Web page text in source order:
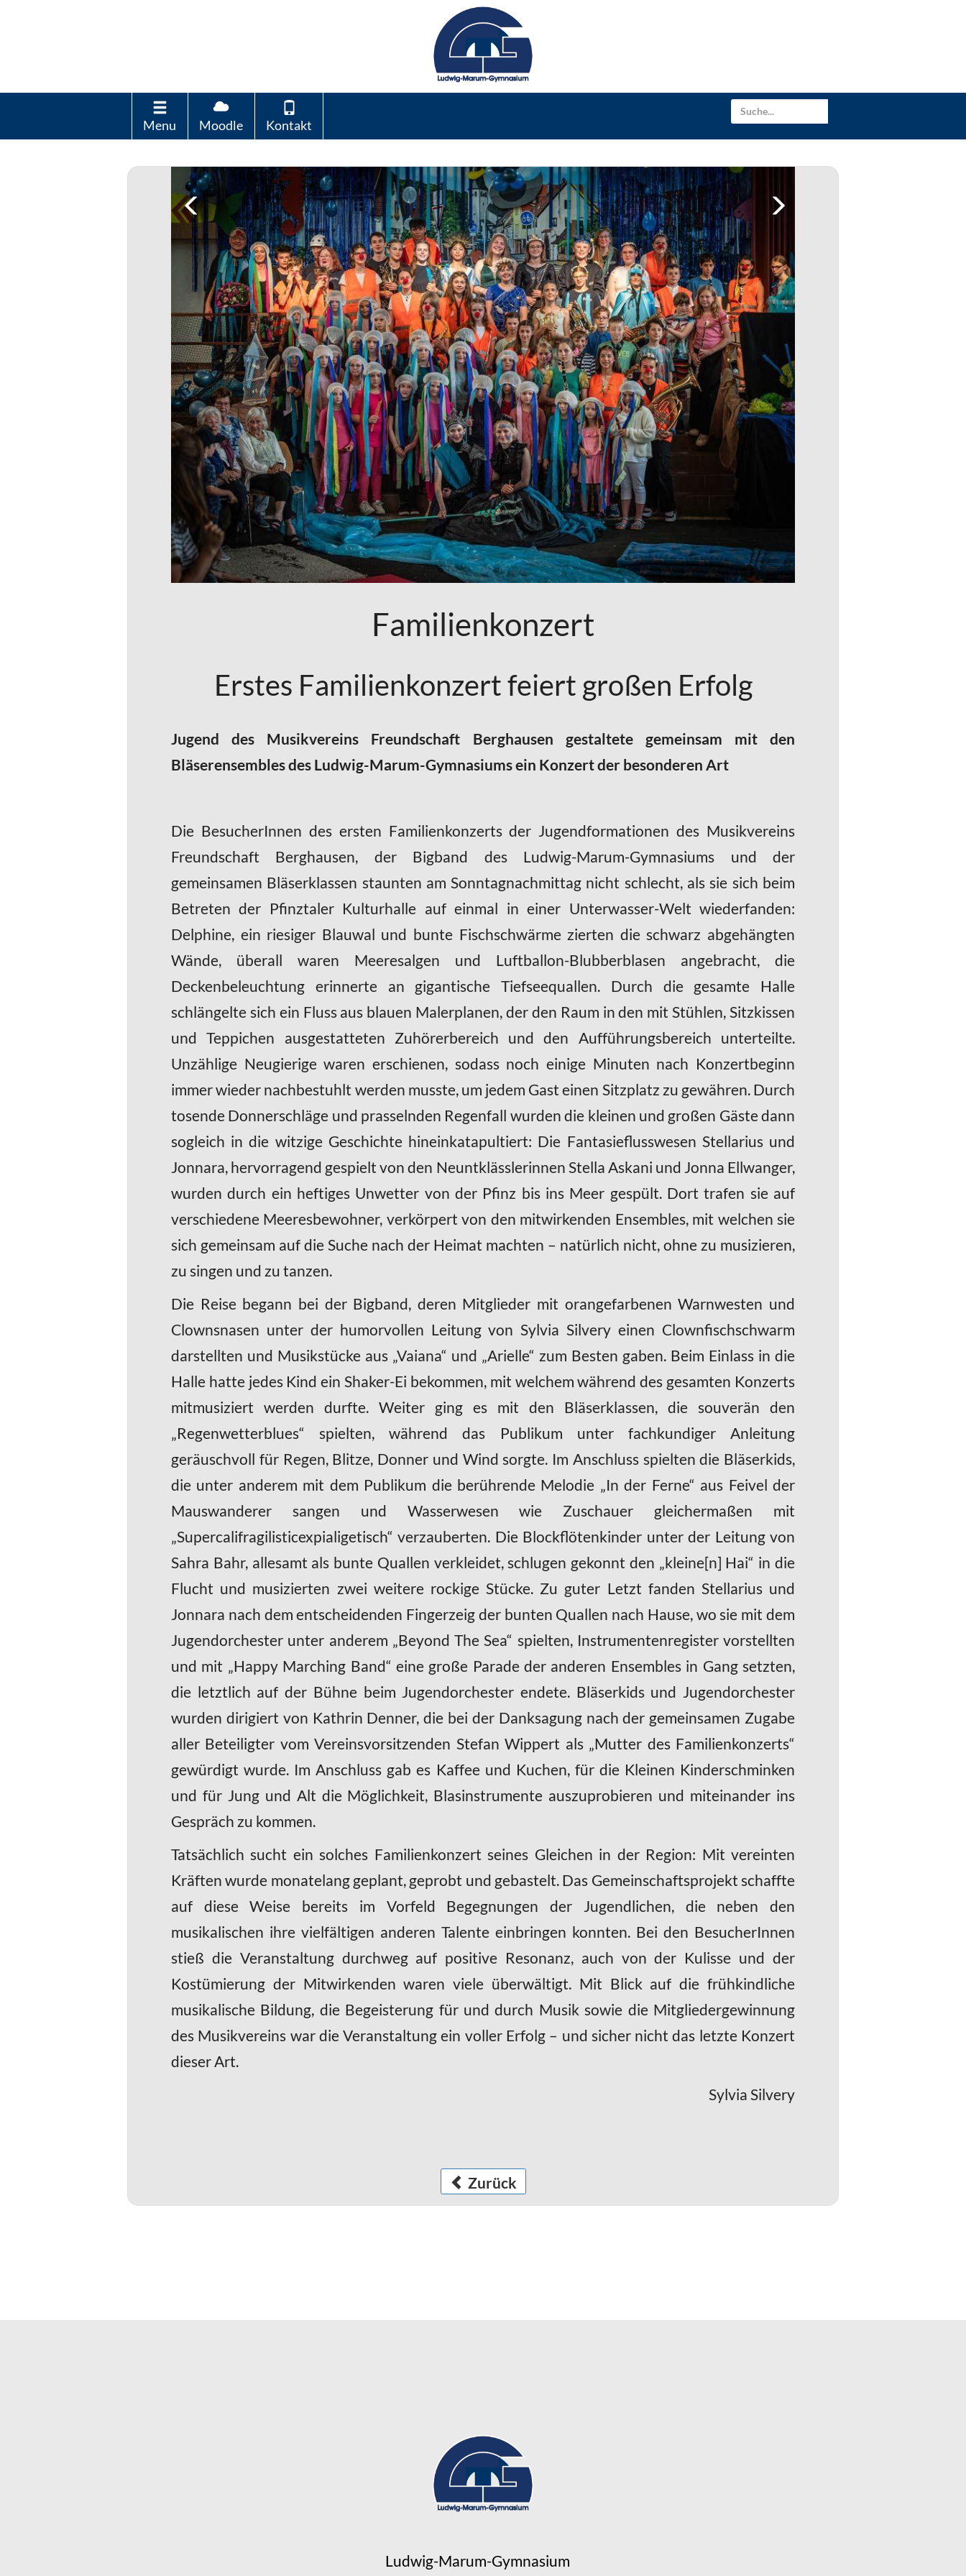
Menu Moodle Kontakt
Familienkonzert
Erstes Familienkonzert feiert großen Erfolg
Jugend des Musikvereins Freundschaft Berghausen gestaltete gemeinsam mit den
Bläserensembles des Ludwig-Marum-Gymnasiums ein Konzert der besonderen Art
Die BesucherInnen des ersten Familienkonzerts der Jugendformationen des Musikvereins
Freundschaft Berghausen, der Bigband des Ludwig-Marum-Gymnasiums und der
gemeinsamen Bläserklassen staunten am Sonntagnachmittag nicht schlecht, als sie sich beim
Betreten der Pfinztaler Kulturhalle auf einmal in einer Unterwasser-Welt wiederfanden:
Delphine, ein riesiger Blauwal und bunte Fischschwärme zierten die schwarz abgehängten
Wände, überall waren Meeresalgen und Luftballon-Blubberblasen angebracht, die
Deckenbeleuchtung erinnerte an gigantische Tiefseequallen. Durch die gesamte Halle
schlängelte sich ein Fluss aus blauen Malerplanen, der den Raum in den mit Stühlen, Sitzkissen
und Teppichen ausgestatteten Zuhörerbereich und den Aufführungsbereich unterteilte.
Unzählige Neugierige waren erschienen, sodass noch einige Minuten nach Konzertbeginn
immer wieder nachbestuhlt werden musste, um jedem Gast einen Sitzplatz zu gewähren. Durch
tosende Donnerschläge und prasselnden Regenfall wurden die kleinen und großen Gäste dann
sogleich in die witzige Geschichte hineinkatapultiert: Die Fantasieflusswesen Stellarius und
Jonnara, hervorragend gespielt von den Neuntklässlerinnen Stella Askani und Jonna Ellwanger,
wurden durch ein heftiges Unwetter von der Pfinz bis ins Meer gespült. Dort trafen sie auf
verschiedene Meeresbewohner, verkörpert von den mitwirkenden Ensembles, mit welchen sie
sich gemeinsam auf die Suche nach der Heimat machten – natürlich nicht, ohne zu musizieren,
zu singen und zu tanzen.
Die Reise begann bei der Bigband, deren Mitglieder mit orangefarbenen Warnwesten und
Clownsnasen unter der humorvollen Leitung von Sylvia Silvery einen Clownfischschwarm
darstellten und Musikstücke aus „Vaiana“ und „Arielle“ zum Besten gaben. Beim Einlass in die
Halle hatte jedes Kind ein Shaker-Ei bekommen, mit welchem während des gesamten Konzerts
mitmusiziert werden durfte. Weiter ging es mit den Bläserklassen, die souverän den
„Regenwetterblues“ spielten, während das Publikum unter fachkundiger Anleitung
geräuschvoll für Regen, Blitze, Donner und Wind sorgte. Im Anschluss spielten die Bläserkids,
die unter anderem mit dem Publikum die berührende Melodie „In der Ferne“ aus Feivel der
Mauswanderer sangen und Wasserwesen wie Zuschauer gleichermaßen mit
„Supercalifragilisticexpialigetisch“ verzauberten. Die Blockflötenkinder unter der Leitung von
Sahra Bahr, allesamt als bunte Quallen verkleidet, schlugen gekonnt den „kleine[n] Hai“ in die
Flucht und musizierten zwei weitere rockige Stücke. Zu guter Letzt fanden Stellarius und
Jonnara nach dem entscheidenden Fingerzeig der bunten Quallen nach Hause, wo sie mit dem
Jugendorchester unter anderem „Beyond The Sea“ spielten, Instrumentenregister vorstellten
und mit „Happy Marching Band“ eine große Parade der anderen Ensembles in Gang setzten,
die letztlich auf der Bühne beim Jugendorchester endete. Bläserkids und Jugendorchester
wurden dirigiert von Kathrin Denner, die bei der Danksagung nach der gemeinsamen Zugabe
aller Beteiligter vom Vereinsvorsitzenden Stefan Wippert als „Mutter des Familienkonzerts“
gewürdigt wurde. Im Anschluss gab es Kaffee und Kuchen, für die Kleinen Kinderschminken
und für Jung und Alt die Möglichkeit, Blasinstrumente auszuprobieren und miteinander ins
Gespräch zu kommen.
Tatsächlich sucht ein solches Familienkonzert seines Gleichen in der Region: Mit vereinten
Kräften wurde monatelang geplant, geprobt und gebastelt. Das Gemeinschaftsprojekt schaffte
auf diese Weise bereits im Vorfeld Begegnungen der Jugendlichen, die neben den
musikalischen ihre vielfältigen anderen Talente einbringen konnten. Bei den BesucherInnen
stieß die Veranstaltung durchweg auf positive Resonanz, auch von der Kulisse und der
Kostümierung der Mitwirkenden waren viele überwältigt. Mit Blick auf die frühkindliche
musikalische Bildung, die Begeisterung für und durch Musik sowie die Mitgliedergewinnung
des Musikvereins war die Veranstaltung ein voller Erfolg – und sicher nicht das letzte Konzert
dieser Art.
Sylvia Silvery
Zurück
Ludwig-Marum-Gymnasium